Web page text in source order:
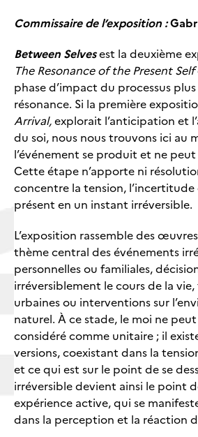
Commissaire de l’exposition :
Between Selvesest la deuxième
The Resonance of the Present Self
phase d’impact du processus
résonance. Si la première
Arrival,explorait l’anticipation et
du soi, nous nous trouvons ici au
l’événement se produit et ne
Cette étape n’apporte ni
concentre la tension,
présent en un instant irréversible.
L’exposition rassemble des
thème central des événements
personnelles ou familiales,
irréversiblement le cours de la
urbaines ou interventions sur
naturel. À ce stade, le moi ne
considéré comme unitaire ; il
versions, coexistant dans la
et ce qui est sur le point de se
irréversible devient ainsi le point
expérience active, qui se
dans la perception et la réaction